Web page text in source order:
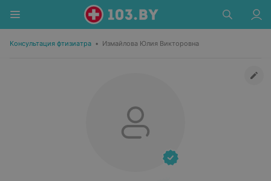
Консультация фтизиатра • Измайлова Юлия Викторовна